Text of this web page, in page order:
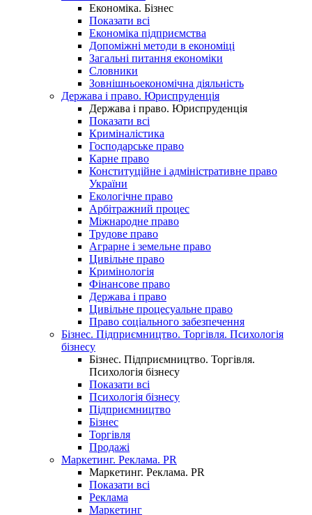
Економіка. Бізнес
Показати всі
Економіка підприємства
Допоміжні методи в економіці
Загальні питання економіки
Словники
Зовнішньоекономічна діяльність
Держава і право. Юриспруденція
Держава і право. Юриспруденція
Показати всі
Криміналістика
Господарське право
Карне право
Конституційне і адміністративне право
України
Екологічне право
Арбітражний процес
Міжнародне право
Трудове право
Аграрне і земельне право
Цивільне право
Кримінологія
Фінансове право
Держава і право
Цивільне процесуальне право
Право соціального забезпечення
Бізнес. Підприємництво. Торгівля. Психологія
бізнесу
Бізнес. Підприємництво. Торгівля.
Психологія бізнесу
Показати всі
Психологія бізнесу
Підприємництво
Бізнес
Торгівля
Продажі
Маркетинг. Реклама. PR
Маркетинг. Реклама. PR
Показати всі
Реклама
Маркетинг